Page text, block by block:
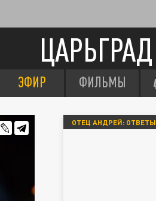
ЦАРЬГРАД
ЭФИР ФИЛЬМЫ
ОТЕЦ АНДРЕЙ: ОТВЕТЫ